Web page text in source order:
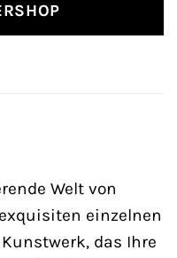
Welt von
einzelnen
das Ihre